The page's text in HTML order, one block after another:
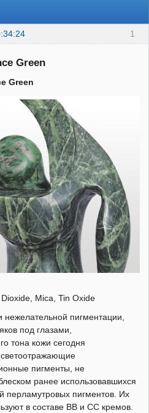
1
Green
Green
Mica, Tin Oxide
нежелательной пигментации,
под глазами,
тона кожи сегодня
пигменты, не
ранее использовавшихся
перламутровых пигментов. Их
в составе ВВ и СС кремов.